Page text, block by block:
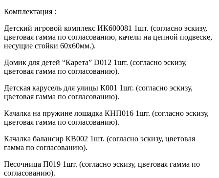
Комплектация :
Детский игровой комплекс ИК600081 1шт. (согласно эскизу,
цветовая гамма по согласованию, качели на цепной подвеске,
несущие стойки 60х60мм.).
Домик для детей “Карета” D012 1шт. (согласно эскизу,
цветовая гамма по согласованию).
Детская карусель для улицы К001 1шт. (согласно эскизу,
цветовая гамма по согласованию).
Качалка на пружине лошадка КНП016 1шт. (согласно эскизу,
цветовая гамма по согласованию).
Качалка балансир КВ002 1шт. (согласно эскизу, цветовая
гамма по согласованию).
Песочница П019 1шт. (согласно эскизу, цветовая гамма по
согласованию).